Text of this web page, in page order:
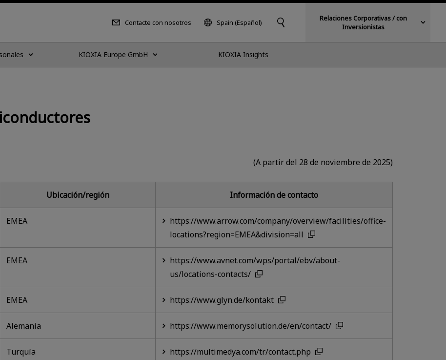
Contacte con nosotros Spain (Español)
Relaciones Corporativas / con
Inversionistas
KIOXIA Europe GmbH KIOXIA Insights
(A partir del 28 de noviembre de 2025)
Ubicación/región Información de contacto
EMEA
https://www.arrow.com/company/overview/facilities/office-
locations?region=EMEA&division=all
EMEA
https://www.avnet.com/wps/portal/ebv/about-
us/locations-contacts/
EMEA https://www.glyn.de/kontakt
Alemania https://www.memorysolution.de/en/contact/
Turquía https://multimedya.com/tr/contact.php